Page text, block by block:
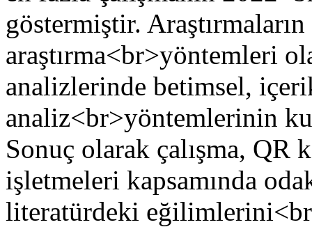
göstermiştir.
araştırma<br>yöntemleri
analizlerinde betimsel,
analiz<br>yöntemlerinin
Sonuç olarak çalışma,
işletmeleri kapsamında
literatürdeki